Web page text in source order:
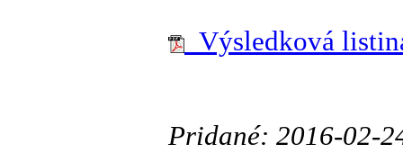
Výsledková
Pridané: 2016-02-